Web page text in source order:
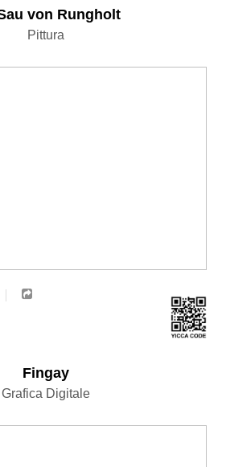
von Rungholt
Pittura
Fingay
Grafica Digitale